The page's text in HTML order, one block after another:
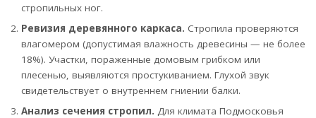
стропильных ног.
Ревизия деревянного каркаса. Стропила проверяются
влагомером (допустимая влажность древесины — не более
18%). Участки, пораженные домовым грибком или
плесенью, выявляются простукиванием. Глухой звук
свидетельствует о внутреннем гниении балки.
Анализ сечения стропил. Для климата Подмосковья